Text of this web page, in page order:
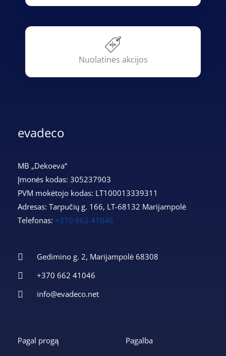
Nuolatinės akcijos
evadeco
MB „Dekoeva“
Įmonės kodas: 305237903
PVM mokėtojo kodas: LT100013339311
Adresas: Tarpučių g. 166, LT-68132 Marijampolė
Telefonas: +370 662 41046
Gedimino g. 2, Marijampolė 68308
+370 662 41046
info@evadeco.net
Pagal progą Pagalba